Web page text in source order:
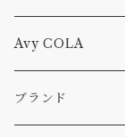
Tシャツ
キャップ、ニット
Avy COLA
ブランド